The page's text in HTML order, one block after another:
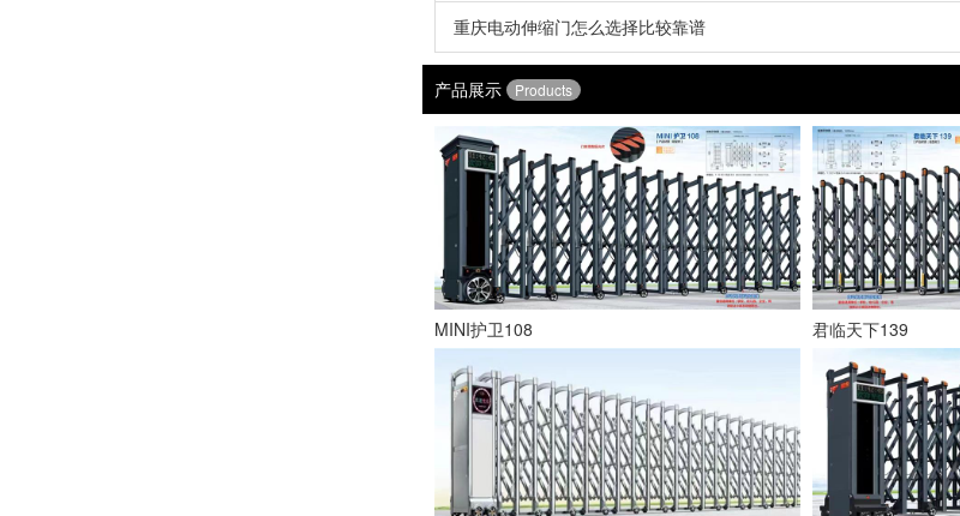
重庆电动伸缩门怎么选择比较靠谱
产品展示 Products
MINI护卫108 君临天下139